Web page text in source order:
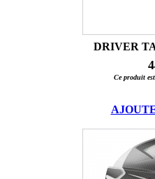
DRIVER
Ce produit